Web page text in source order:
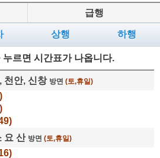
급행
상행 하행
누르면 시간표가 나옵니다.
천안, 신창 방면 (토,휴일)
요 산 방면 (토,휴일)